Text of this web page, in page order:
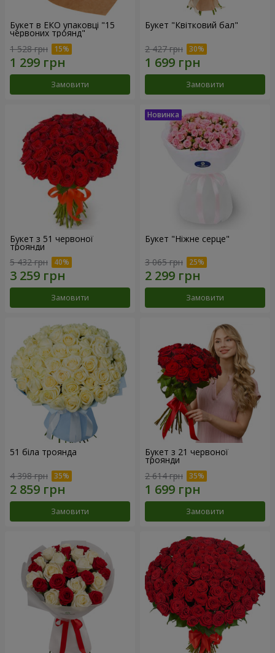
Букет в ЕКО упаковці "15
червоних троянд"
1 528 грн
Замовити
Букет "Квітковий бал"
2 427 грн
Замовити
Букет з 51 червоної
троянди
5 432 грн
Замовити
Букет "Ніжне серце"
3 065 грн
Замовити
51 біла троянда
4 398 грн
Замовити
Букет з 21 червоної
троянди
2 614 грн
Замовити